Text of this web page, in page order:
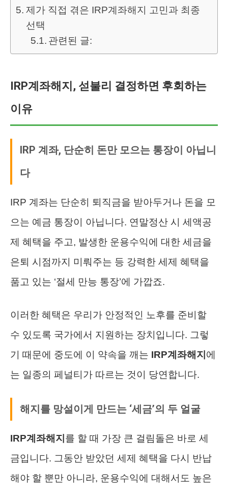
제가 직접 겪은 IRP계좌해지 고민과 최종
선택
관련된 글:
IRP계좌해지, 섣불리 결정하면 후회하는
이유
IRP 계좌, 단순히 돈만 모으는 통장이 아닙니
다
IRP 계좌는 단순히 퇴직금을 받아두거나 돈을 모
으는 예금 통장이 아닙니다. 연말정산 시 세액공
제 혜택을 주고, 발생한 운용수익에 대한 세금을
은퇴 시점까지 미뤄주는 등 강력한 세제 혜택을
품고 있는 ‘절세 만능 통장’에 가깝죠.
이러한 혜택은 우리가 안정적인 노후를 준비할
수 있도록 국가에서 지원하는 장치입니다. 그렇
기 때문에 중도에 이 약속을 깨는 IRP계좌해지 에
는 일종의 페널티가 따르는 것이 당연합니다.
해지를 망설이게 만드는 ‘세금’의 두 얼굴
IRP계좌해지 를 할 때 가장 큰 걸림돌은 바로 세
금입니다. 그동안 받았던 세제 혜택을 다시 반납
해야 할 뿐만 아니라, 운용수익에 대해서도 높은